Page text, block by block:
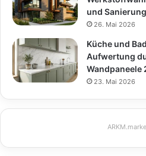
und
26. Mai 2026
Küche und
Aufwertung
Wandpaneele
23. Mai 2026